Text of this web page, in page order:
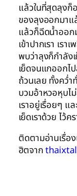
แล้วในที่สุดลุง
ของลุงออกมาแ
แล้วก็ฉีดน้ำออก
เข้าปากเรา เร
พบว่าลุงก็กำลัง
เย็ดจนแกออกไ
ถ้วนเลย ทั้งคว่
บวมอ้าหวอหุบไ
เราอยู่เรื่อยๆ แ
เย็ดเราด้วย ไว้ค
ติดตามอ่านเรื่อ
ฮิตจาก